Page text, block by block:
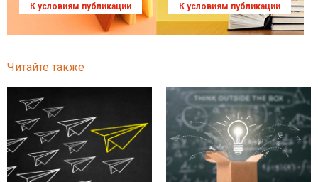
К условиям публикации К условиям публикации
Читайте также